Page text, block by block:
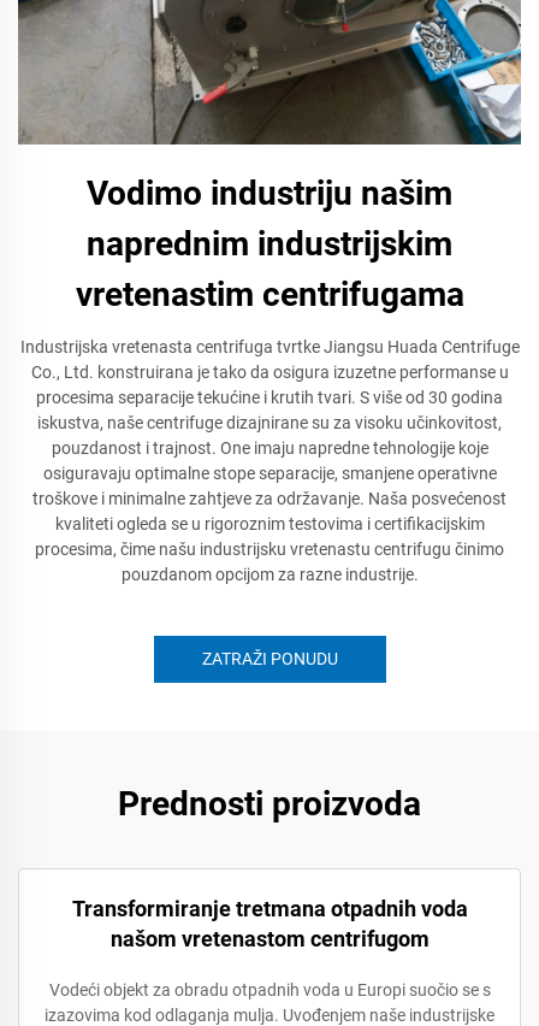
Vodimo industriju našim
naprednim industrijskim
vretenastim centrifugama
Industrijska vretenasta centrifuga tvrtke Jiangsu Huada Centrifuge
Co., Ltd. konstruirana je tako da osigura izuzetne performanse u
procesima separacije tekućine i krutih tvari. S više od 30 godina
iskustva, naše centrifuge dizajnirane su za visoku učinkovitost,
pouzdanost i trajnost. One imaju napredne tehnologije koje
osiguravaju optimalne stope separacije, smanjene operativne
troškove i minimalne zahtjeve za održavanje. Naša posvećenost
kvaliteti ogleda se u rigoroznim testovima i certifikacijskim
procesima, čime našu industrijsku vretenastu centrifugu činimo
pouzdanom opcijom za razne industrije.
ZATRAŽI PONUDU
Prednosti proizvoda
Transformiranje tretmana otpadnih voda
našom vretenastom centrifugom
Vodeći objekt za obradu otpadnih voda u Europi suočio se s
izazovima kod odlaganja mulja. Uvođenjem naše industrijske